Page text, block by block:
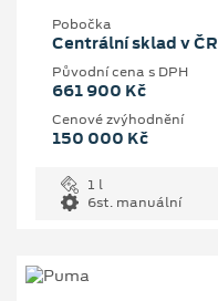
Pobočka
Centrální sklad v ČR
Původní cena s DPH
661 900 Kč
Cenové zvýhodnění
150 000 Kč
1 l
6st. manuální